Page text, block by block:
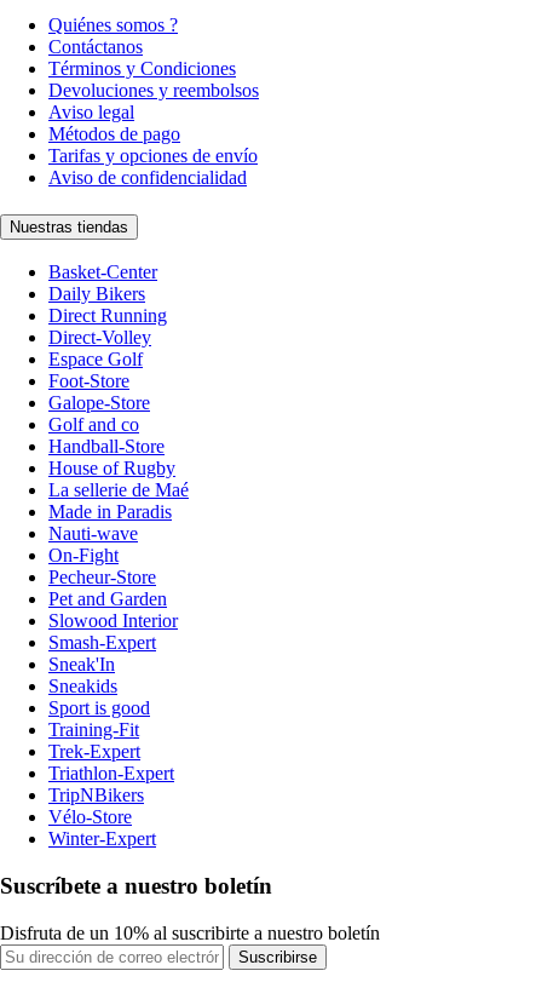
Quiénes somos ?
Contáctanos
Términos y Condiciones
Devoluciones y reembolsos
Aviso legal
Métodos de pago
Tarifas y opciones de envío
Aviso de confidencialidad
Nuestras tiendas
Basket-Center
Daily Bikers
Direct Running
Direct-Volley
Espace Golf
Foot-Store
Galope-Store
Golf and co
Handball-Store
House of Rugby
La sellerie de Maé
Made in Paradis
Nauti-wave
On-Fight
Pecheur-Store
Pet and Garden
Slowood Interior
Smash-Expert
Sneak'In
Sneakids
Sport is good
Training-Fit
Trek-Expert
Triathlon-Expert
TripNBikers
Vélo-Store
Winter-Expert
Suscríbete a nuestro boletín
Disfruta de un 10% al suscribirte a nuestro boletín
Suscribirse